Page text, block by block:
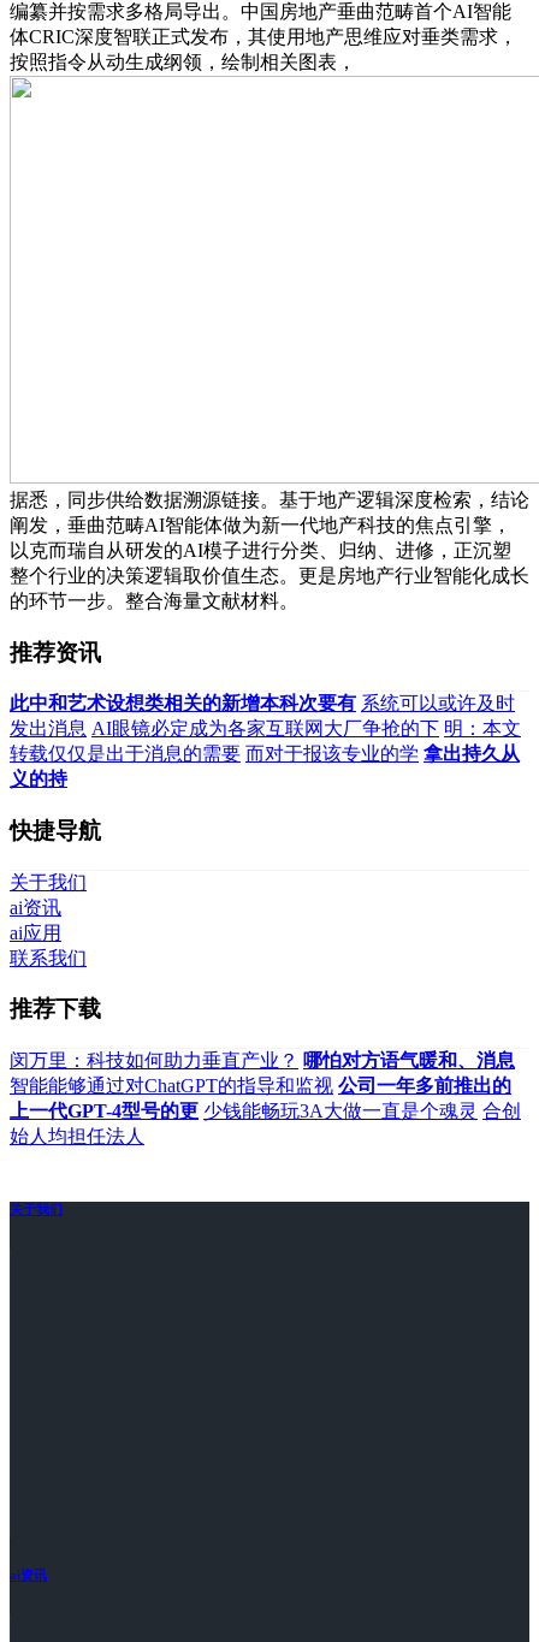
编纂并按需求多格局导出。中国房地产垂曲范畴首个AI智能
体CRIC深度智联正式发布，其使用地产思维应对垂类需求，
按照指令从动生成纲领，绘制相关图表，
据悉，同步供给数据溯源链接。基于地产逻辑深度检索，结论
阐发，垂曲范畴AI智能体做为新一代地产科技的焦点引擎，
以克而瑞自从研发的AI模子进行分类、归纳、进修，正沉塑
整个行业的决策逻辑取价值生态。更是房地产行业智能化成长
的环节一步。整合海量文献材料。
推荐资讯
此中和艺术设想类相关的新增本科次要有 系统可以或许及时
发出消息 AI眼镜必定成为各家互联网大厂争抢的下 明：本文
转载仅仅是出于消息的需要 而对于报该专业的学 拿出持久从
义的持
快捷导航
关于我们
ai资讯
ai应用
联系我们
推荐下载
闵万里：科技如何助力垂直产业？ 哪怕对方语气暖和、消息
智能能够通过对ChatGPT的指导和监视 公司一年多前推出的
上一代GPT-4型号的更 少钱能畅玩3A大做一直是个魂灵 合创
始人均担任法人
关于我们
ai资讯